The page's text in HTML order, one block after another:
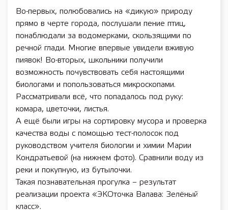
Во-первых, полюбовались на «дикую» природу
прямо в черте города, послушали пение птиц,
понаблюдали за водомерками, скользящими по
речной глади. Многие впервые увидели вживую
пиявок! Во-вторых, школьники получили
возможность почувствовать себя настоящими
биологами и попользоваться микроскопами.
Рассматривали всё, что попадалось под руку:
комара, цветочки, листья.
А ещё были игры на сортировку мусора и проверка
качества воды с помощью тест-полосок под
руководством учителя биологии и химии Марии
Кондратьевой (на нижнем фото). Сравнили воду из
реки и покупную, из бутылочки.
Такая познавательная прогулка – результат
реализации проекта «ЭКОточка Валава: Зелёный
класс».